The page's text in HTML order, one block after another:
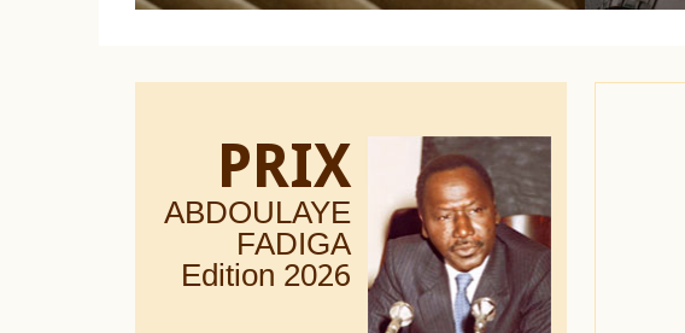
PRIX
ABDOULAYE
FADIGA
Edition 2026